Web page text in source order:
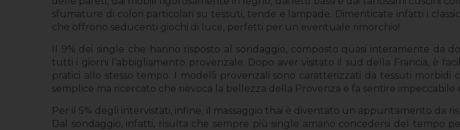
sfumature di colori particolari su tessuti, tende e lampade. Dimenticate infatti i
che offrono seducenti giochi di luce, perfetti per un eventuale rimorchio!
Il 9% dei single che hanno risposto al sondaggio, composto quasi interamente da
tutti i giorni l’abbigliamento provenzale. Dopo aver visitato il sud della Francia, è
pratici allo stesso tempo. I modelli provenzali sono caratterizzati da tessuti
semplice ma ricercato che rievoca la bellezza della Provenza e fa sentire impeccabile
Per il 5% degli intervistati, infine, il massaggio thai è diventato un appuntamento da
Dal sondaggio, infatti, risulta che sempre più single amano concedersi del tempo